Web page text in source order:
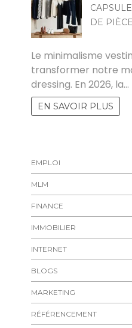
DE
Le minimalisme
transformer notre
dressing. En 2026, la…
EN SAVOIR PLUS
EMPLOI
MLM
FINANCE
IMMOBILIER
INTERNET
BLOGS
MARKETING
RÉFÉRENCEMENT